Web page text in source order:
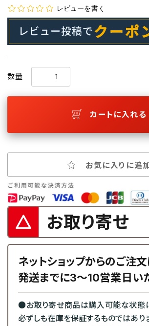
レビューを書く
数量
カートに入れる
お気に入りに追
お取り寄せ
ネットショップからのご注
発送までに3～10営業日いた
●お取り寄せ商品は購入可能な状態に
必ずしも在庫を保証するものではあり